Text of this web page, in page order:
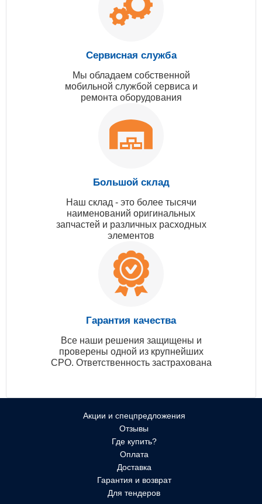
Сервисная служба
Мы обладаем собственной
мобильной службой сервиса и
ремонта оборудования
Большой склад
Наш склад - это более тысячи
наименований оригинальных
запчастей и различных расходных
элементов
Гарантия качества
Все наши решения защищены и
проверены одной из крупнейших
СРО. Ответственность застрахована
Акции и спецпредложения
Отзывы
Где купить?
Оплата
Доставка
Гарантия и возврат
Для тендеров